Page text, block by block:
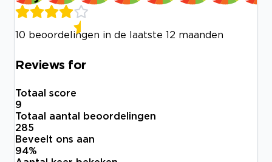
10 beoordelingen in de laatste 12 maanden
Reviews for
Totaal score
9
Totaal aantal beoordelingen
285
Beveelt ons aan
94%